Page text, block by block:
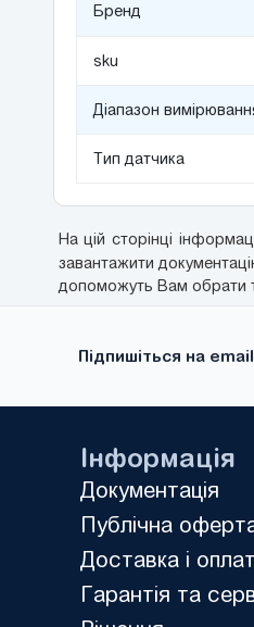
Бренд
sku
Діапазон
Тип датчика
На цій сторінці
завантажити
допоможуть Вам обрати
Підпишіться на
Інформація
Документація
Публічна
Доставка і
Гарантія та